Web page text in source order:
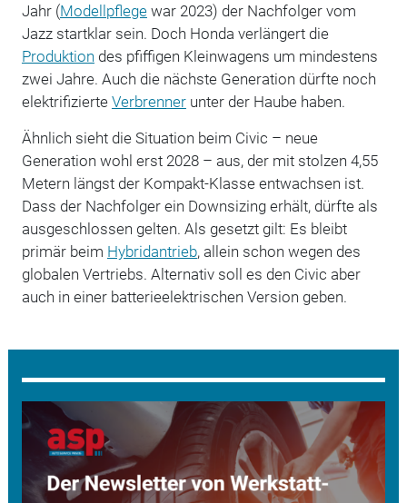
Jahr (Modellpflegewar 2023) der Nachfolger vom
Jazz startklar sein. Doch Honda verlängert die
Produktion des pfiffigen Kleinwagens um mindestens
zwei Jahre. Auch die nächste Generation dürfte noch
elektrifizierte Verbrennerunter der Haube haben.
Ähnlich sieht die Situation beim Civic – neue
Generation wohl erst 2028 – aus, der mit stolzen 4,55
Metern längst der Kompakt-Klasse entwachsen ist.
Dass der Nachfolger ein Downsizing erhält, dürfte als
ausgeschlossen gelten. Als gesetzt gilt: Es bleibt
primär beim Hybridantrieb, allein schon wegen des
globalen Vertriebs. Alternativ soll es den Civic aber
auch in einer batterieelektrischen Version geben.